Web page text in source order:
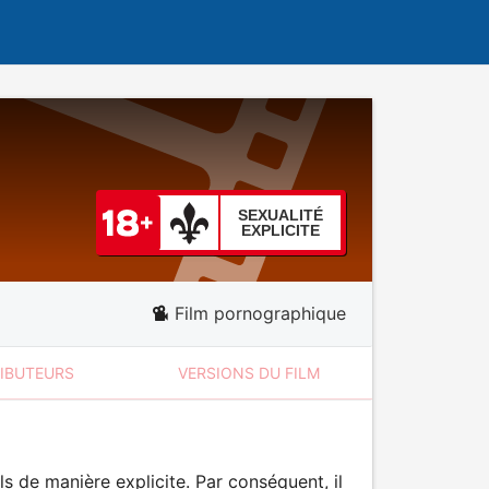
SEXUALITÉ
EXPLICITE
Film pornographique
VERSIONS DU FILM
de manière explicite. Par conséquent, il